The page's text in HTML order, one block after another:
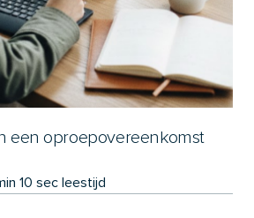
een oproepovereenkomst
10 sec leestijd